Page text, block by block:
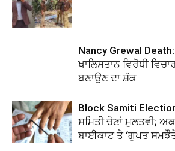
Nancy Grewal
ਖਾਲਿਸਤਾਨ ਵਿਰੋਧੀ
ਬਣਾਉਣ ਦਾ ਸ਼ੱਕ
Block Samiti
ਸਮਿਤੀ ਚੋਣਾਂ ਮੁਲਤਵੀ;
ਬਾਈਕਾਟ ਤੇ ‘ਗੁਪਤ